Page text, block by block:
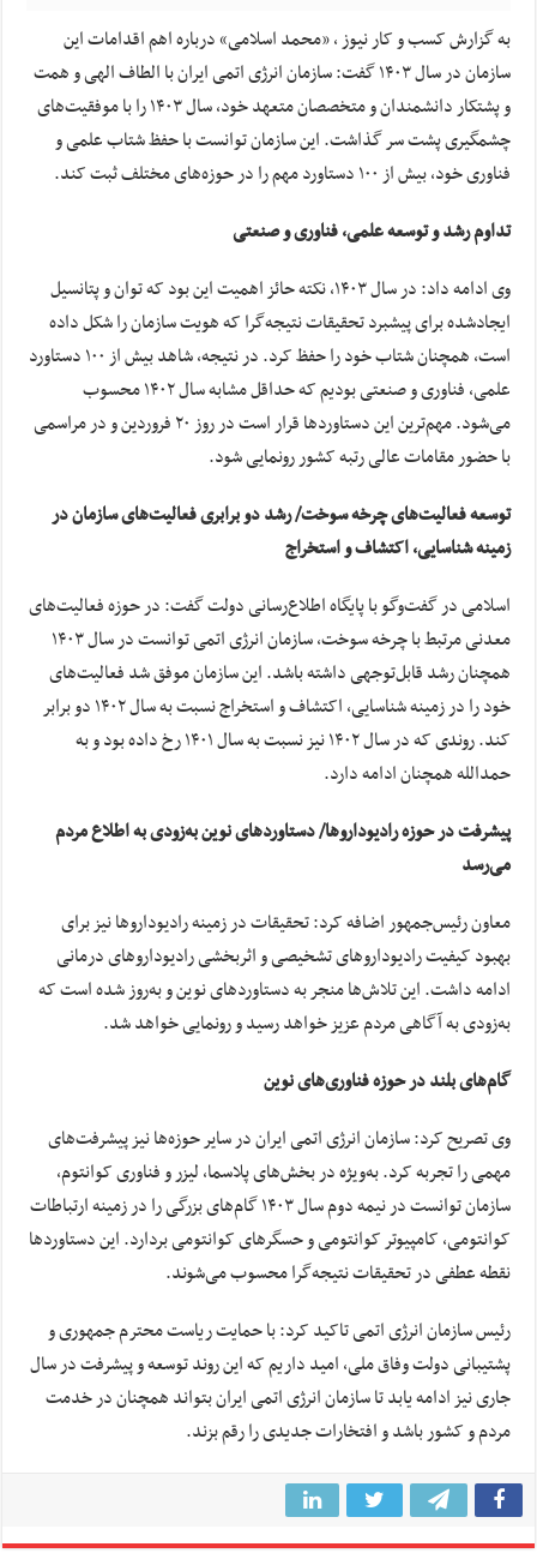
به گزارش کسب و کار نیوز ، «محمد اسلامی» درباره اهم اقدامات این
سازمان در سال ۱۴۰۳ گفت: سازمان انرژی اتمی ایران با الطاف الهی و همت
و پشتکار دانشمندان و متخصصان متعهد خود، سال ۱۴۰۳ را با موفقیت‌های
چشمگیری پشت سر گذاشت. این سازمان توانست با حفظ شتاب علمی و
فناوری خود، بیش از ۱۰۰ دستاورد مهم را در حوزه‌های مختلف ثبت کند.
تداوم رشد و توسعه علمی، فناوری و صنعتی
وی ادامه داد: در سال ۱۴۰۳، نکته حائز اهمیت این بود که توان و پتانسیل
ایجادشده برای پیشبرد تحقیقات نتیجه‌گرا که هویت سازمان را شکل داده
است، همچنان شتاب خود را حفظ کرد. در نتیجه، شاهد بیش از ۱۰۰ دستاورد
علمی، فناوری و صنعتی بودیم که حداقل مشابه سال ۱۴۰۲ محسوب
می‌شود. مهم‌ترین این دستاوردها قرار است در روز ۲۰ فروردین و در مراسمی
با حضور مقامات عالی رتبه کشور رونمایی شود.
توسعه فعالیت‌های چرخه سوخت/ رشد دو برابری فعالیت‌های سازمان در
زمینه شناسایی، اکتشاف و استخراج
اسلامی در گفت‌وگو با پایگاه اطلاع‌رسانی دولت گفت: در حوزه فعالیت‌های
معدنی مرتبط با چرخه سوخت، سازمان انرژی اتمی توانست در سال ۱۴۰۳
همچنان رشد قابل‌توجهی داشته باشد. این سازمان موفق شد فعالیت‌های
خود را در زمینه شناسایی، اکتشاف و استخراج نسبت به سال ۱۴۰۲ دو برابر
کند. روندی که در سال ۱۴۰۲ نیز نسبت به سال ۱۴۰۱ رخ داده بود و به
حمدالله همچنان ادامه دارد.
پیشرفت در حوزه رادیوداروها/ دستاوردهای نوین به‌زودی به اطلاع مردم
می‌رسد
معاون رئیس‌جمهور اضافه کرد: تحقیقات در زمینه رادیوداروها نیز برای
بهبود کیفیت رادیوداروهای تشخیصی و اثربخشی رادیوداروهای درمانی
ادامه داشت. این تلاش‌ها منجر به دستاوردهای نوین و به‌روز شده است که
به‌زودی به آگاهی مردم عزیز خواهد رسید و رونمایی خواهد شد.
گام‌های بلند در حوزه فناوری‌های نوین
وی تصریح کرد: سازمان انرژی اتمی ایران در سایر حوزه‌ها نیز پیشرفت‌های
مهمی را تجربه کرد. به‌ویژه در بخش‌های پلاسما، لیزر و فناوری کوانتوم،
سازمان توانست در نیمه دوم سال ۱۴۰۳ گام‌های بزرگی را در زمینه ارتباطات
کوانتومی، کامپیوتر کوانتومی و حسگرهای کوانتومی بردارد. این دستاوردها
نقطه عطفی در تحقیقات نتیجه‌گرا محسوب می‌شوند.
رئیس سازمان انرژی اتمی تاکید کرد: با حمایت ریاست محترم جمهوری و
پشتیبانی دولت وفاق ملی، امید داریم که این روند توسعه و پیشرفت در سال
جاری نیز ادامه یابد تا سازمان انرژی اتمی ایران بتواند همچنان در خدمت
مردم و کشور باشد و افتخارات جدیدی را رقم بزند.